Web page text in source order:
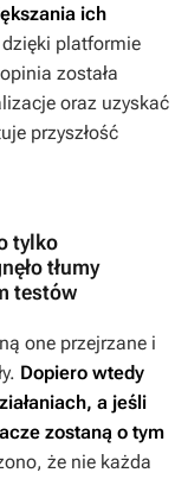
ich
dzięki platformie
została
oraz uzyskać
przyszłość
tylko
tłumy
testów
one przejrzane i
Dopiero wtedy
a jeśli
zostaną o tym
że nie każda